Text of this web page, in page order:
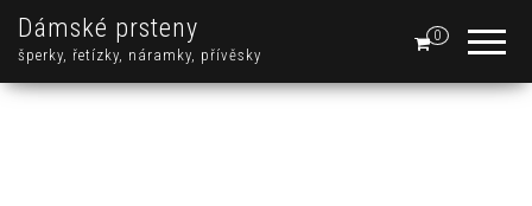
Dámské prsteny
šperky, řetízky, náramky, přívěsky
0